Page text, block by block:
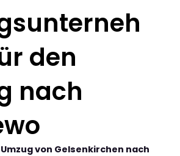
den
nach
von Gelsenkirchen nach